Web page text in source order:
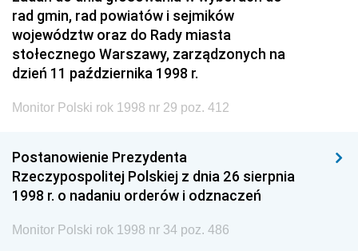
rad gmin, rad powiatów i sejmików
województw oraz do Rady miasta
stołecznego Warszawy, zarządzonych na
dzień 11 października 1998 r.
Monitor Polski rok 1998 nr 29 poz. 412
Postanowienie Prezydenta
Rzeczypospolitej Polskiej z dnia 26 sierpnia
1998 r. o nadaniu orderów i odznaczeń
Monitor Polski rok 1998 nr 34 poz. 486